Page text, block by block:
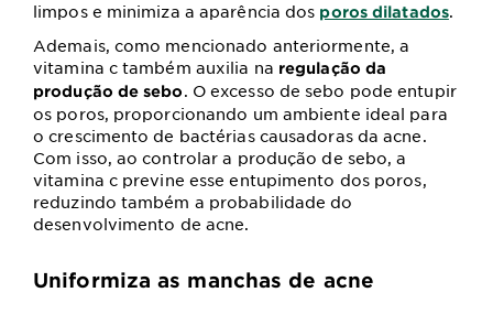
limpos e minimiza a aparência dos poros dilatados.
Ademais, como mencionado anteriormente, a
vitamina c também auxilia na regulação da
produção de sebo. O excesso de sebo pode entupir
os poros, proporcionando um ambiente ideal para
o crescimento de bactérias causadoras da acne.
Com isso, ao controlar a produção de sebo, a
vitamina c previne esse entupimento dos poros,
reduzindo também a probabilidade do
desenvolvimento de acne.
Uniformiza as manchas de acne